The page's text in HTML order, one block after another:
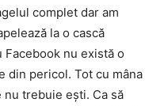
complet dar am
la o cască
nu există o
din pericol. Tot cu mâna
trebuie ești. Ca să